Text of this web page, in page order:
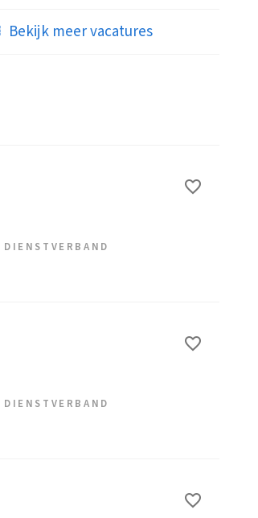
Bekijk meer vacatures
DIENSTVERBAND
DIENSTVERBAND